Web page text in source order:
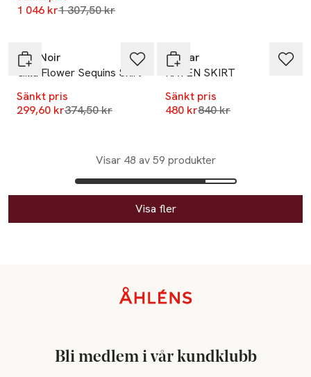
1 046 krLägsta pris 30 dagar
1 307,50 kr
Neo Noir
Gilla Flower Sequins Skirt
Sänkt pris
299,60 krLägsta pris 30 dagar
374,50 kr
Inwear
RAVEN SKIRT
Sänkt pris
480 krLägsta pris 30 dagar
840 kr
Visar 48 av 59 produkter
Visa fler
Bli medlem i vår kundklubb